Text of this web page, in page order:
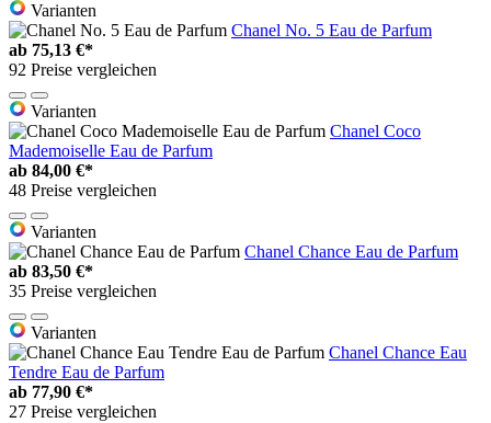
Varianten
Chanel No. 5 Eau de Parfum
ab 75,13 €*
92 Preise vergleichen
Varianten
Chanel Coco
Mademoiselle Eau de Parfum
ab 84,00 €*
48 Preise vergleichen
Varianten
Chanel Chance Eau de Parfum
ab 83,50 €*
35 Preise vergleichen
Varianten
Chanel Chance Eau
Tendre Eau de Parfum
ab 77,90 €*
27 Preise vergleichen